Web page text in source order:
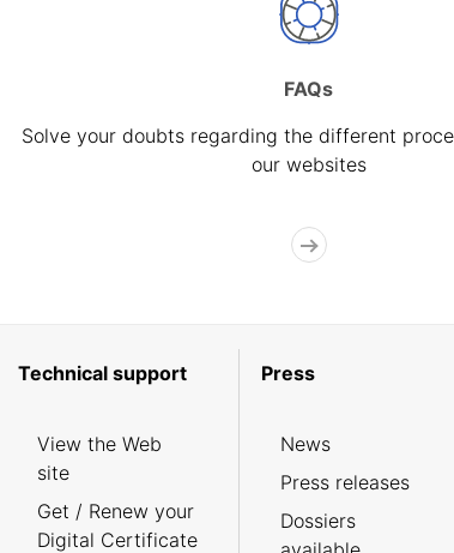
FAQs
Solve your doubts regarding the different
our websites
Technical support
View the Web
site
Get / Renew your
Digital Certificate
Press
News
Press releases
Dossiers